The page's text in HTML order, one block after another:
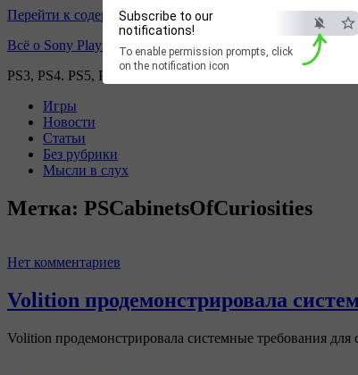
Запретить
Subscribe to our
notifications!
To enable permission prompts, click
on the notification icon
Перейти к содержимому
Всё о Sony Playstation
PS3, PS4. PS5, PS games
Игры
Новости
Статьи
Без рубрики
Мысли в слух
Метка: PSCabinetsOfCuriosities
Нет комментариев
Volition продемонстрировала
Volition продемонстрировала системные требования для